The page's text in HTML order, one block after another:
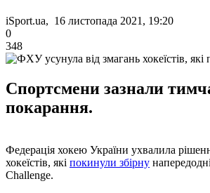
iSport.ua, 16 листопада 2021, 19:20
0
348
Спортсмени зазнали
покарання.
Федерація хокею України ухвалила
хокеїстів, які покинули збірну
Challenge.